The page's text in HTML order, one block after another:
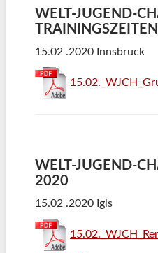
WELT-JUGEND-
TRAININGSZEITEN
15.02 .2020 Innsbruck
WELT-JUGEND-
2020
15.02 .2020 Igls